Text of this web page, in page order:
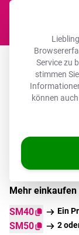
Service zu
stimmen
können
Mehr einkaufen
SM40
Ein
SM50 2